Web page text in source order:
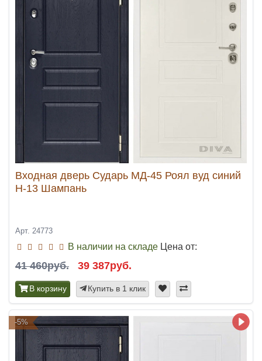
Входная дверь Сударь МД-45 Роял вуд синий
Н-13 Шампань
Арт. 24773
В наличии на складе Цена от:
41 460руб. 39 387руб.
В корзину Купить в 1 клик
-5%